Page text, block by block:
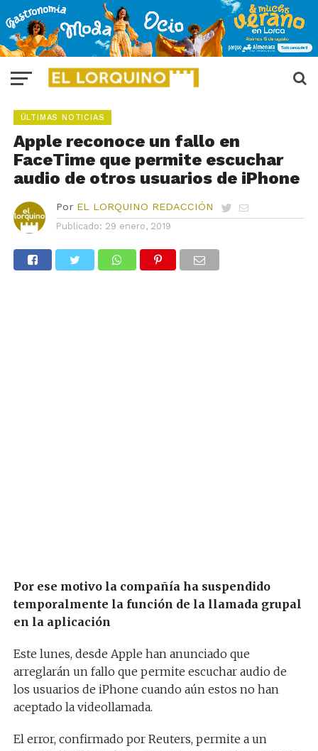
ÚLTIMAS NOTICIAS
Apple reconoce un fallo en
FaceTime que permite escuchar
audio de otros usuarios de iPhone
Por EL LORQUINO REDACCIÓN
Publicado: 29 enero, 2019
Por ese motivo la compañía ha suspendido
temporalmente la función de la llamada grupal
en la aplicación
Este lunes, desde Apple han anunciado que
arreglarán un fallo que permite escuchar audio de
los usuarios de iPhone cuando aún estos no han
aceptado la videollamada.
El error, confirmado por Reuters, permite a un